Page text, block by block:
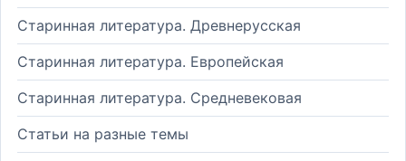
Старинная литература. Древнерусская
Старинная литература. Европейская
Старинная литература. Средневековая
Статьи на разные темы